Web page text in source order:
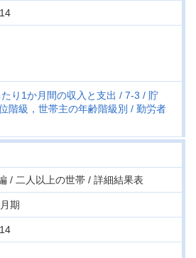
り1か月間の収入と支出 7-3
貯
階級，世帯主の年齢階級別
勤労者
/ 二人以上の世帯 / 詳細結果表
期